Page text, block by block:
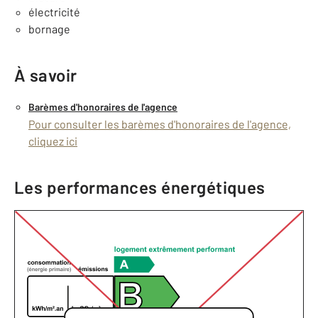
électricité
bornage
À savoir
Barèmes d'honoraires de l'agence
Pour consulter les barèmes d'honoraires de l'agence,
cliquez ici
Les performances énergétiques